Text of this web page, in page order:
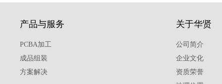
产品与服务
PCBA加工
成品组装
方案解决
关于华贤
公司简介
企业文化
资质荣誉